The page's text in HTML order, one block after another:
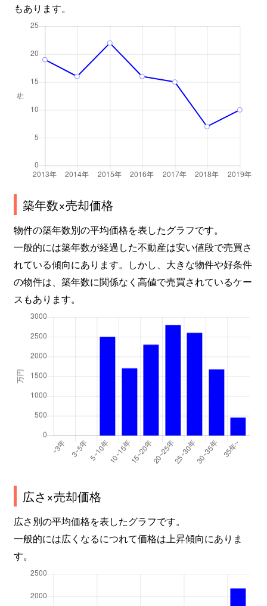
もあります。
築年数×売却価格
物件の築年数別の平均価格を表したグラフです。
一般的には築年数が経過した不動産は安い値段で売買さ
れている傾向にあります。しかし、大きな物件や好条件
の物件は、築年数に関係なく高値で売買されているケー
スもあります。
広さ×売却価格
広さ別の平均価格を表したグラフです。
一般的には広くなるにつれて価格は上昇傾向にありま
す。